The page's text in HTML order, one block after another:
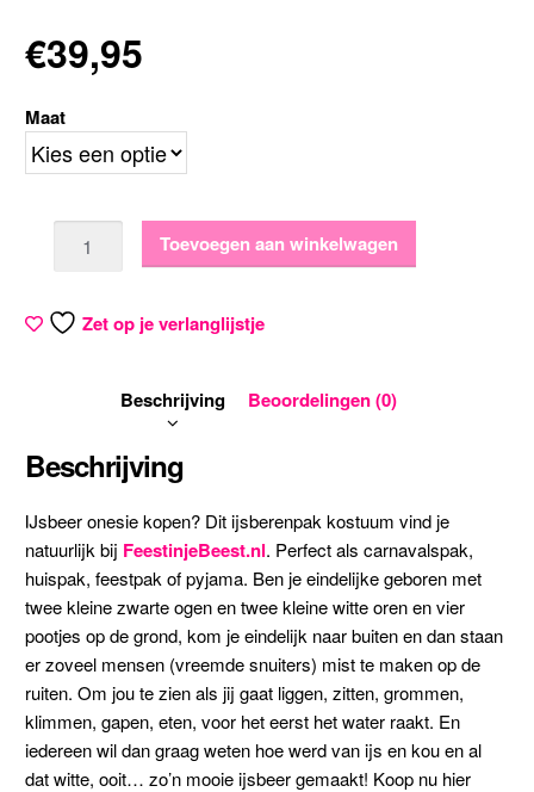
€39,95
Maat
Toevoegen aan winkelwagen
Zet op je verlanglijstje
Beschrijving Beoordelingen (0)
Beschrijving
IJsbeer onesie kopen? Dit ijsberenpak kostuum vind je
natuurlijk bij FeestinjeBeest.nl. Perfect als carnavalspak,
huispak, feestpak of pyjama. Ben je eindelijke geboren met
twee kleine zwarte ogen en twee kleine witte oren en vier
pootjes op de grond, kom je eindelijk naar buiten en dan staan
er zoveel mensen (vreemde snuiters) mist te maken op de
ruiten. Om jou te zien als jij gaat liggen, zitten, grommen,
klimmen, gapen, eten, voor het eerst het water raakt. En
iedereen wil dan graag weten hoe werd van ijs en kou en al
dat witte, ooit… zo’n mooie ijsbeer gemaakt! Koop nu hier